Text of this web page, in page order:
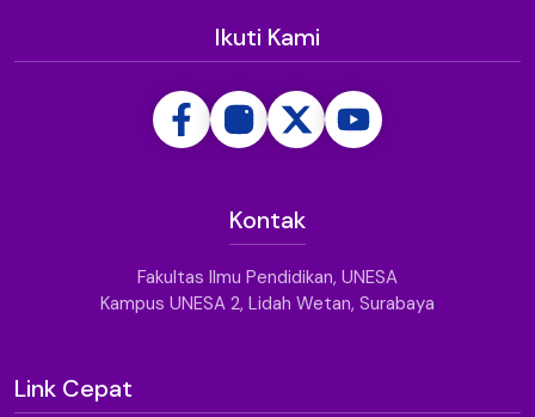
Ikuti Kami
Kontak
Fakultas Ilmu Pendidikan, UNESA
Kampus UNESA 2, Lidah Wetan, Surabaya
Link Cepat